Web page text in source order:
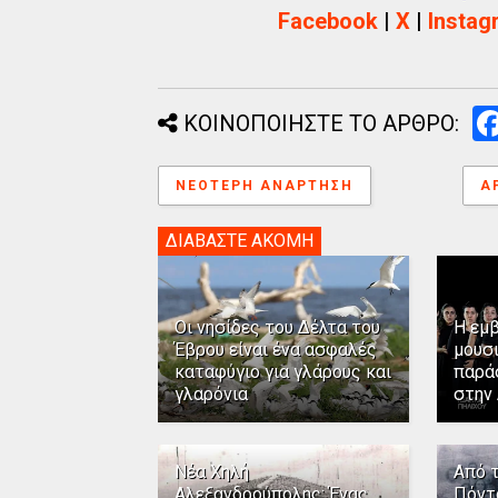
Facebook| X|
ΚΟΙΝΟΠΟΙΗΣΤΕ ΤΟ ΑΡΘΡΟ:
ΝΕΌΤΕΡΗ ΑΝΆΡΤΗΣΗ
ΔΙΑΒΑΣΤΕ ΑΚΟΜΗ
Οι νησίδες του Δέλτα του
Έβρου είναι ένα ασφαλές
καταφύγιο για γλάρους και
γλαρόνια
Η
στην
Νέα Χηλή
Αλεξανδρούπολης: Ένας
Από